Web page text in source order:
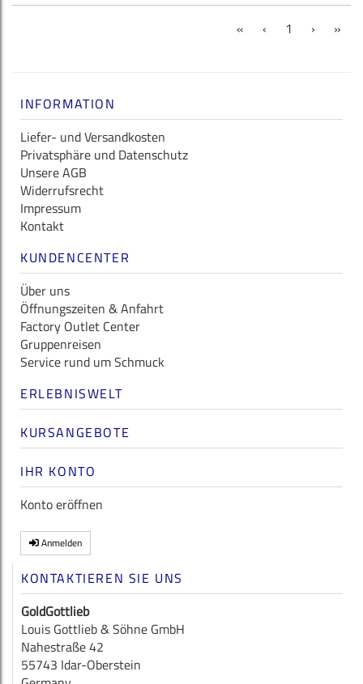
« ‹ 1 (current)
› »
INFORMATION
Liefer- und Versandkosten
Privatsphäre und Datenschutz
Unsere AGB
Widerrufsrecht
Impressum
Kontakt
KUNDENCENTER
Über uns
Öffnungszeiten & Anfahrt
Factory Outlet Center
Gruppenreisen
Service rund um Schmuck
ERLEBNISWELT
KURSANGEBOTE
IHR KONTO
Konto eröffnen
Anmelden
KONTAKTIEREN SIE UNS
GoldGottlieb
Louis Gottlieb & Söhne GmbH
Nahestraße 42
55743 Idar-Oberstein